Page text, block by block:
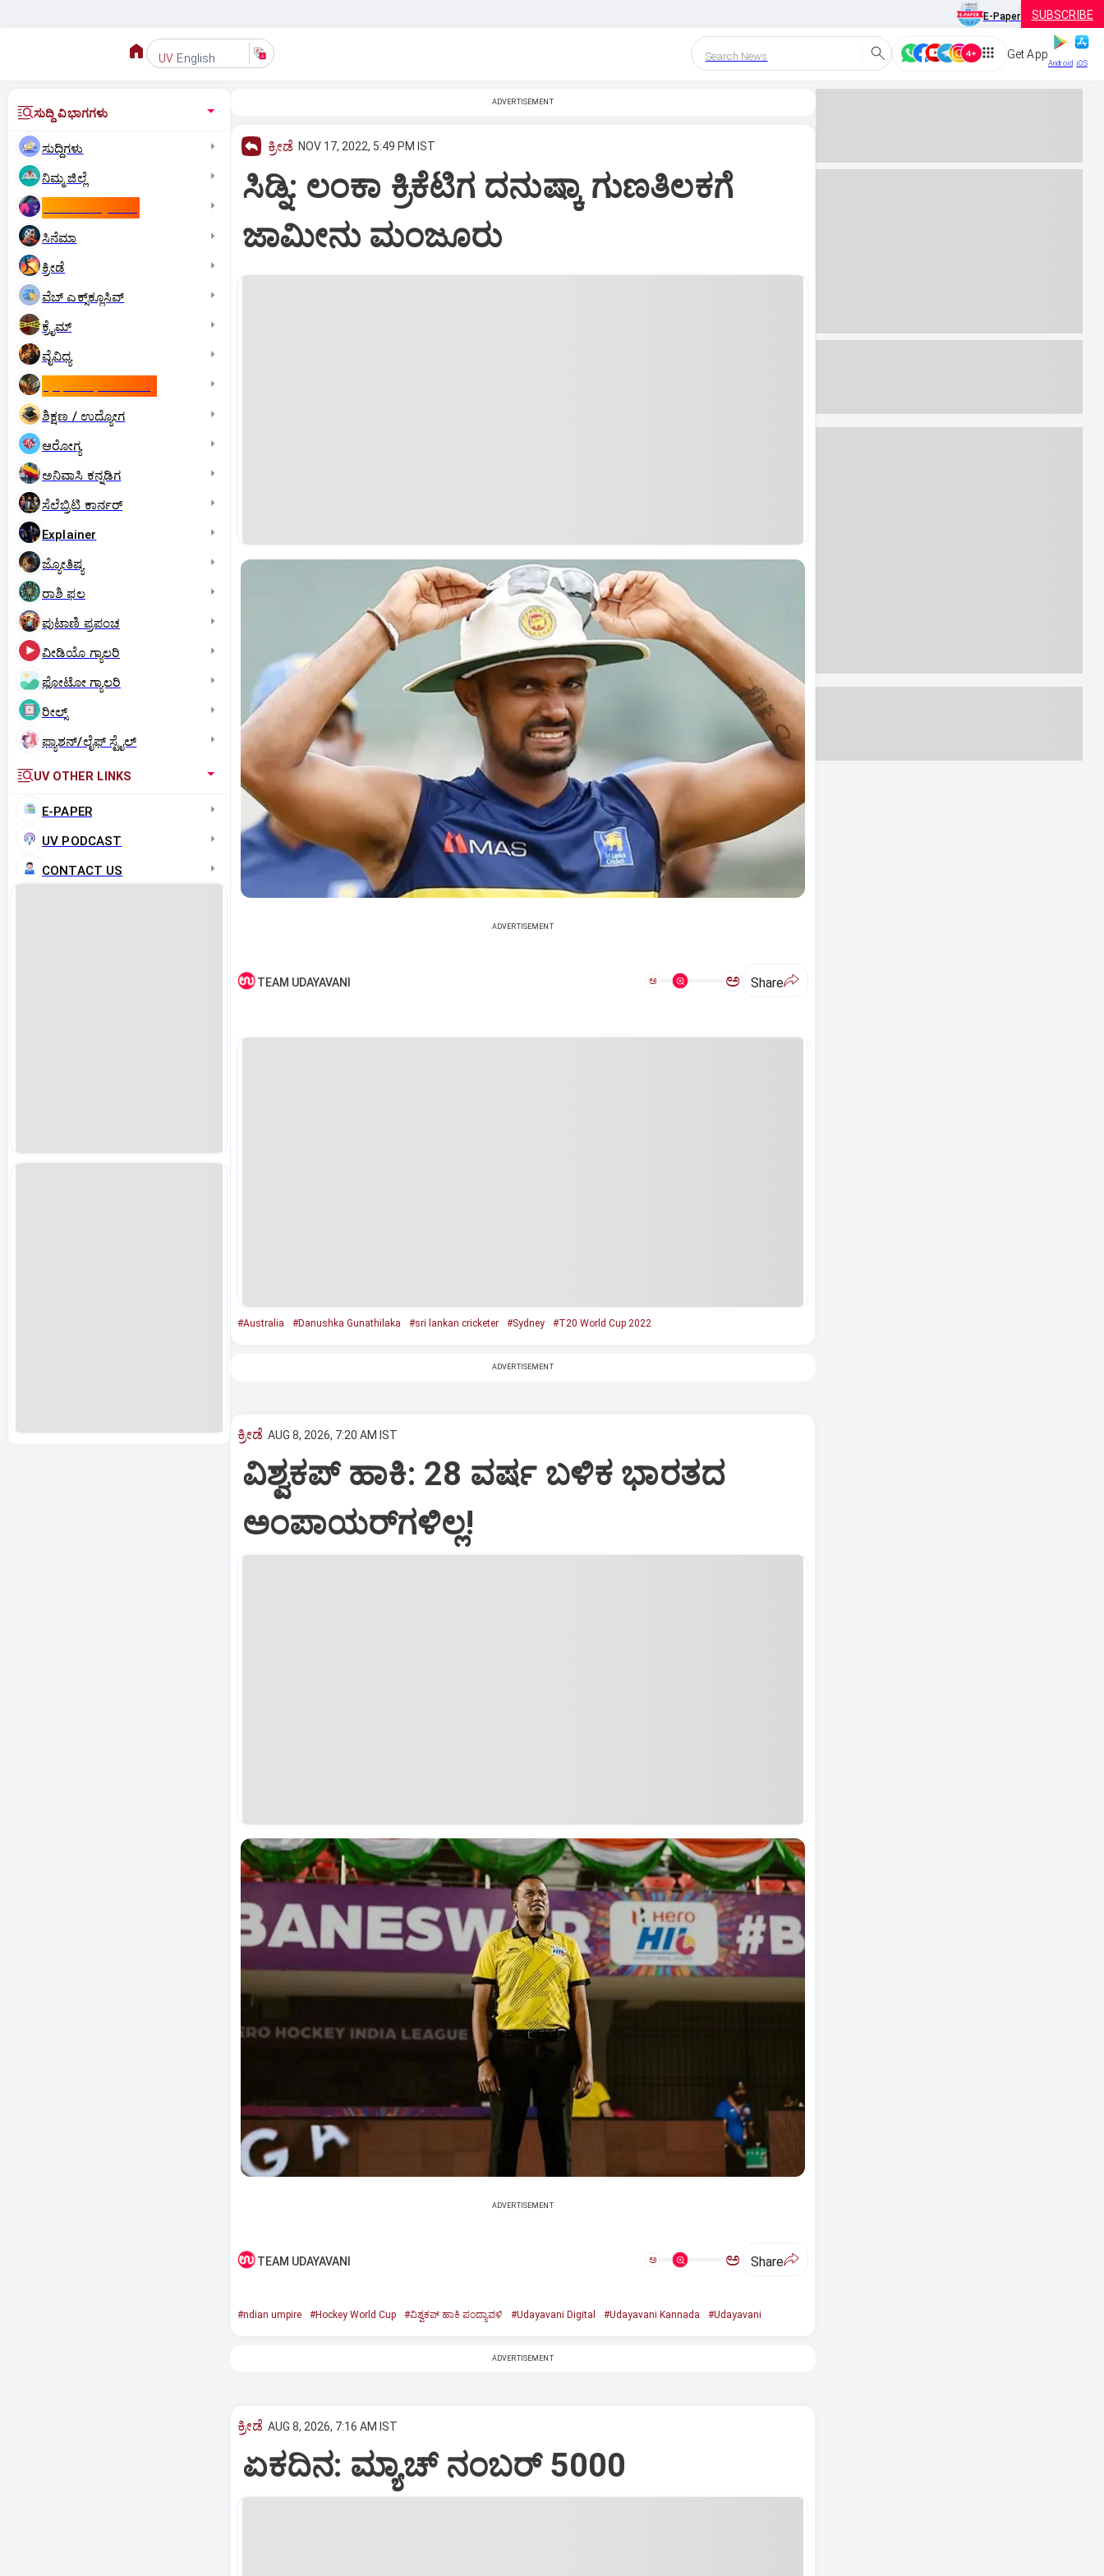
E-Paper SUBSCRIBE
UV English Search News Get App
Android iOS
ಸುದ್ದಿ ವಿಭಾಗಗಳು
ಸುದ್ದಿಗಳು
ನಿಮ್ಮ ಜಿಲ್ಲೆ
ಸಿನೆಮಾ
ಕ್ರೀಡೆ
ವೆಬ್ ಎಕ್ಸ್‌ಕ್ಲೂಸಿವ್
ಕ್ರೈಮ್
ವೈವಿಧ್ಯ
ಶಿಕ್ಷಣ / ಉದ್ಯೋಗ
ಆರೋಗ್ಯ
ಅನಿವಾಸಿ ಕನ್ನಡಿಗ
ಸೆಲೆಬ್ರಿಟಿ ಕಾರ್ನರ್‌
Explainer
ಜ್ಯೋತಿಷ್ಯ
ರಾಶಿ ಫಲ
ಪುಟಾಣಿ ಪ್ರಪಂಚ
ವೀಡಿಯೊ ಗ್ಯಾಲರಿ
ಫೋಟೋ ಗ್ಯಾಲರಿ
ರೀಲ್ಸ್
ಫ್ಯಾಶನ್/ಲೈಫ್‌ ಸ್ಟೈಲ್
UV OTHER LINKS
E-PAPER
UV PODCAST
CONTACT US
ADVERTISEMENT
ಕ್ರೀಡೆ NOV 17, 2022, 5:49 PM IST
ಸಿಡ್ನಿ: ಲಂಕಾ ಕ್ರಿಕೆಟಿಗ ದನುಷ್ಕಾ ಗುಣತಿಲಕಗೆ
ಜಾಮೀನು ಮಂಜೂರು
ADVERTISEMENT
TEAM UDAYAVANI ಅ ಅ Share
#Australia #Danushka Gunathilaka #sri lankan cricketer #Sydney #T20 World Cup 2022
ADVERTISEMENT
ಕ್ರೀಡೆ AUG 8, 2026, 7:20 AM IST
ವಿಶ್ವಕಪ್‌ ಹಾಕಿ: 28 ವರ್ಷ ಬಳಿಕ ಭಾರತದ
ಅಂಪಾಯರ್‌ಗಳಿಲ್ಲ!
ADVERTISEMENT
TEAM UDAYAVANI ಅ ಅ Share
#ndian umpire #Hockey World Cup #ವಿಶ್ವಕಪ್‌ ಹಾಕಿ ಪಂದ್ಯಾವಳಿ #Udayavani Digital #Udayavani Kannada #Udayavani
ADVERTISEMENT
ಕ್ರೀಡೆ AUG 8, 2026, 7:16 AM IST
ಏಕದಿನ: ಮ್ಯಾಚ್‌ ನಂಬರ್‌ 5000